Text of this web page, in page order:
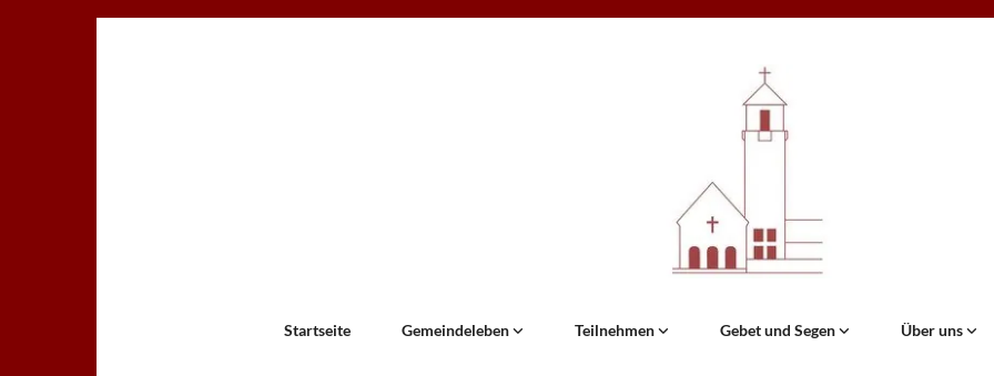
Startseite Gemeindeleben Teilnehmen Gebet und Segen Über uns